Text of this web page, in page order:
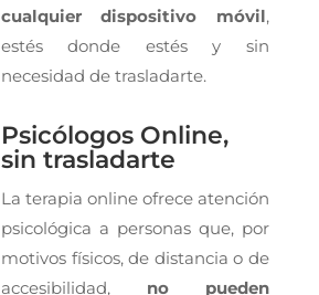
cualquier dispositivo móvil,
estés donde estés y sin
necesidad de trasladarte.
Psicólogos Online,
sin trasladarte
La terapia online ofrece atención
psicológica a personas que, por
motivos físicos, de distancia o de
accesibilidad, no pueden